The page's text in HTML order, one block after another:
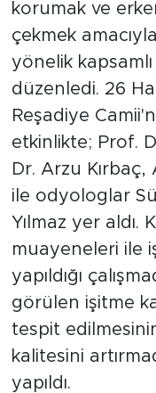
korumak ve
çekmek
yönelik
düzenledi. 26
Reşadiye
etkinlikte; Prof.
Dr. Arzu Kırbaç,
ile odyologlar
Yılmaz yer aldı.
muayeneleri ile
yapıldığı
görülen işitme
tespit
kalitesini
yapıldı.